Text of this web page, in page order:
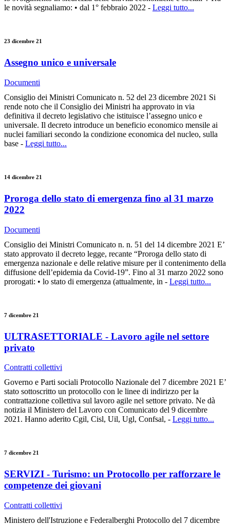
le novità segnaliamo: • dal 1° febbraio 2022 - Leggi tutto...
23 dicembre 21
Assegno unico e universale
Documenti
Consiglio dei Ministri Comunicato n. 52 del 23 dicembre 2021 Si
rende noto che il Consiglio dei Ministri ha approvato in via
definitiva il decreto legislativo che istituisce l’assegno unico e
universale. Il decreto introduce un beneficio economico mensile ai
nuclei familiari secondo la condizione economica del nucleo, sulla
base - Leggi tutto...
14 dicembre 21
Proroga dello stato di emergenza fino al 31 marzo
2022
Documenti
Consiglio dei Ministri Comunicato n. n. 51 del 14 dicembre 2021 E’
stato approvato il decreto legge, recante “Proroga dello stato di
emergenza nazionale e delle relative misure per il contenimento della
diffusione dell’epidemia da Covid-19”. Fino al 31 marzo 2022 sono
prorogati: • lo stato di emergenza (attualmente, in - Leggi tutto...
7 dicembre 21
ULTRASETTORIALE - Lavoro agile nel settore
privato
Contratti collettivi
Governo e Parti sociali Protocollo Nazionale del 7 dicembre 2021 E’
stato sottoscritto un protocollo con le linee di indirizzo per la
contrattazione collettiva sul lavoro agile nel settore privato. Ne dà
notizia il Ministero del Lavoro con Comunicato del 9 dicembre
2021. Hanno aderito Cgil, Cisl, Uil, Ugl, Confsal, - Leggi tutto...
7 dicembre 21
SERVIZI - Turismo: un Protocollo per rafforzare le
competenze dei giovani
Contratti collettivi
Ministero dell'Istruzione e Federalberghi Protocollo del 7 dicembre